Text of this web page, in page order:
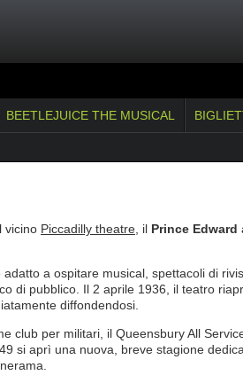
BEETLEJUICE THE MUSICAL
vicino Piccadilly theatre , il Prince Edward
a ospitare musical, spettacoli di
di pubblico. Il 2 aprile 1936, il teatro
diffondendosi.
club per militari, il Queensbury All
si aprì una nuova, breve stagione